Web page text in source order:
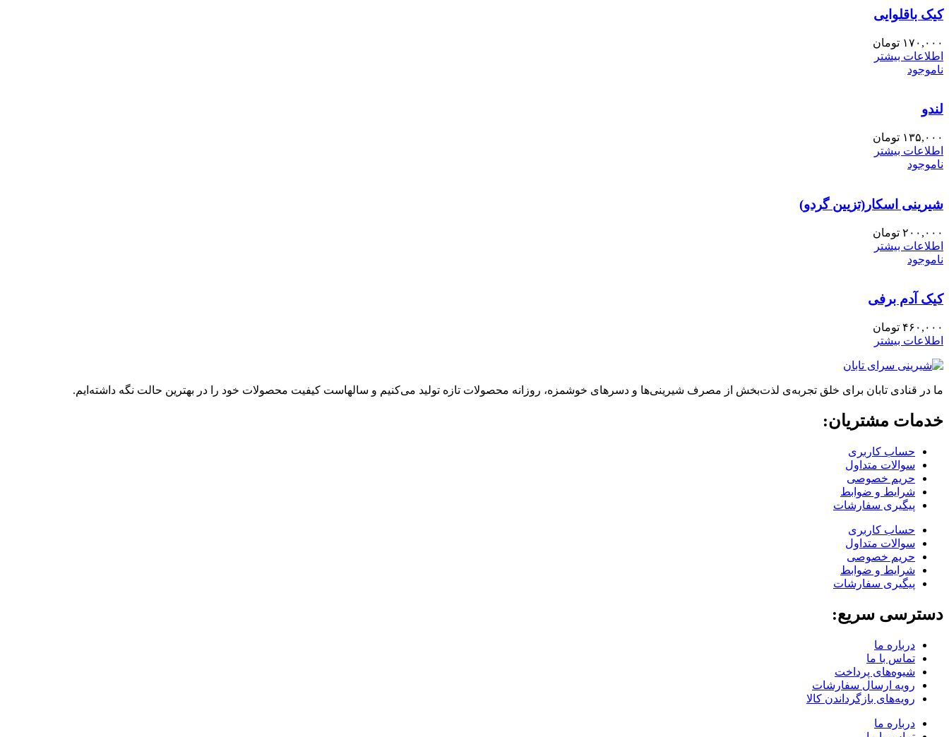
کیک باقلوایی
۱۷۰,۰۰۰ تومان
اطلاعات بیشتر
ناموجود
لندو
۱۳۵,۰۰۰ تومان
اطلاعات بیشتر
ناموجود
شیرینی اسکار(تزیین گردو)
۲۰۰,۰۰۰ تومان
اطلاعات بیشتر
ناموجود
کیک آدم برفی
۴۶۰,۰۰۰ تومان
اطلاعات بیشتر
ما در قنادی تابان برای خلق تجربه‌ی لذت‌بخش از مصرف شیرینی‌ها و دسرهای خوشمزه، روزانه محصولات تازه تولید می‌کنیم و سالهاست کیفیت محصولات خود را در بهترین حالت نگه داشته‌ایم.
خدمات مشتریان:
حساب کاربری
سوالات متداول
حریم خصوصی
شرایط و ضوابط
پیگیری سفارشات
حساب کاربری
سوالات متداول
حریم خصوصی
شرایط و ضوابط
پیگیری سفارشات
دسترسی سریع:
درباره ما
تماس با ما
شیوه‌های پرداخت
رویه ارسال سفارشات
رویه‌های بازگرداندن کالا
درباره ما